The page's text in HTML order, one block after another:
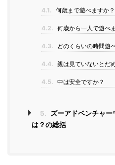
4.1. 何歳まで遊べますか？
4.2. 何歳から一人で遊べ
4.3. どのくらいの時間遊
4.4. 親は見ていないとだ
4.5. 中は安全ですか？
5.
ズーアドベンチャ
は？の総括